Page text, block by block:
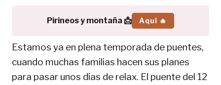
Pirineos y montaña 📩 Aquí 🔥
Estamos ya en plena temporada de puentes,
cuando muchas familias hacen sus planes
para pasar unos días de relax. El puente del 12